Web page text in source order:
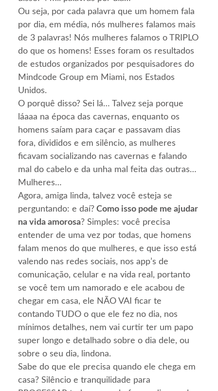
Ou seja, por cada palavra que um homem fala
por dia, em média, nós mulheres falamos mais
de 3 palavras! Nós mulheres falamos o TRIPLO
do que os homens! Esses foram os resultados
de estudos organizados por pesquisadores do
Mindcode Group em Miami, nos Estados
Unidos.
O porquê disso? Sei lá… Talvez seja porque
láaaa na época das cavernas, enquanto os
homens saíam para caçar e passavam dias
fora, divididos e em silêncio, as mulheres
ficavam socializando nas cavernas e falando
mal do cabelo e da unha mal feita das outras…
Mulheres…
Agora, amiga linda, talvez você esteja se
perguntando: e daí? Como isso pode me ajudar
na vida amorosa? Simples: você precisa
entender de uma vez por todas, que homens
falam menos do que mulheres, e que isso está
valendo nas redes sociais, nos app’s de
comunicação, celular e na vida real, portanto
se você tem um namorado e ele acabou de
chegar em casa, ele NÃO VAI ficar te
contando TUDO o que ele fez no dia, nos
mínimos detalhes, nem vai curtir ter um papo
super longo e detalhado sobre o dia dele, ou
sobre o seu dia, lindona.
Sabe do que ele precisa quando ele chega em
casa? Silêncio e tranquilidade para